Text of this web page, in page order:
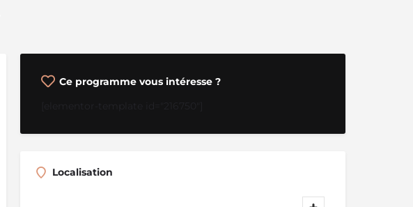
Ce programme vous intéresse ?
Localisation